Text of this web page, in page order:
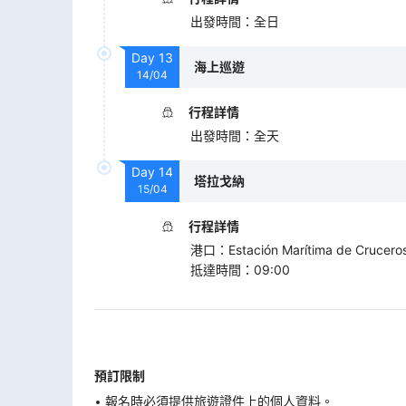
出發時間 ： 全日
Day 13
14/04
海上巡遊
行程詳情
出發時間 ： 全天
Day 14
15/04
塔拉戈納
行程詳情
港口 ： Estación Marítima de
抵達時間 ： 09:00
預訂限制
報名時必須提供旅遊證件上的個人資料。